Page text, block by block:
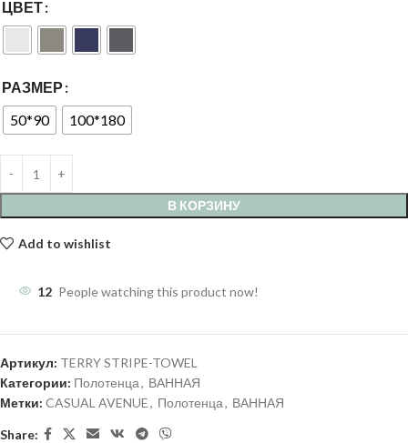
ЦВЕТ
РАЗМЕР
50*90
100*180
В КОРЗИНУ
Add to wishlist
12 People watching this product now!
Артикул: TERRY STRIPE-TOWEL
Категории: Полотенца, ВАННАЯ
Метки: CASUAL AVENUE, Полотенца, ВАННАЯ
Share: